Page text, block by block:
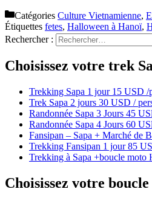
Catégories Culture Vietnamienne,
Étiquettes fetes, Halloween à Hanoï,
Rechercher :
Choisissez votre trek
Trekking Sapa 1 jour 15 USD /
Trek Sapa 2 jours 30 USD /
Randonnée Sapa 3 Jours 45
Randonnée Sapa 4 Jours 60
Fansipan – Sapa + Marché de
Trekking Fansipan 1 jour 85
Trekking à Sapa +boucle moto
Choisissez votre